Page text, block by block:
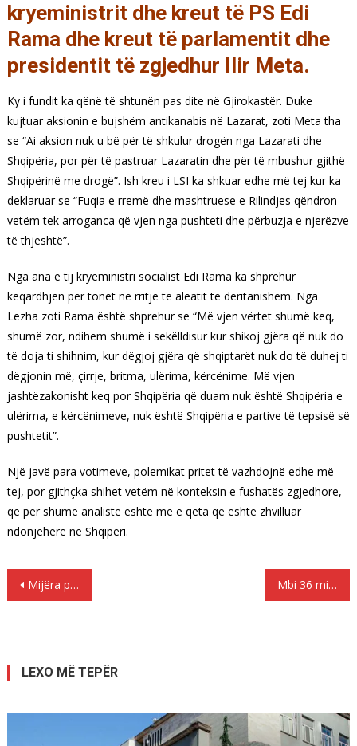
kryeministrit dhe kreut të PS Edi
Rama dhe kreut të parlamentit dhe
presidentit të zgjedhur Ilir Meta.
Ky i fundit ka qënë të shtunën pas dite në Gjirokastër. Duke
kujtuar aksionin e bujshëm antikanabis në Lazarat, zoti Meta tha
se “Ai aksion nuk u bë për të shkulur drogën nga Lazarati dhe
Shqipëria, por për të pastruar Lazaratin dhe për të mbushur gjithë
Shqipërinë me drogë”. Ish kreu i LSI ka shkuar edhe më tej kur ka
deklaruar se “Fuqia e rremë dhe mashtruese e Rilindjes qëndron
vetëm tek arroganca që vjen nga pushteti dhe përbuzja e njerëzve
të thjeshtë”.
Nga ana e tij kryeministri socialist Edi Rama ka shprehur
keqardhjen për tonet në rritje të aleatit të deritanishëm. Nga
Lezha zoti Rama është shprehur se “Më vjen vërtet shumë keq,
shumë zor, ndihem shumë i sekëlldisur kur shikoj gjëra që nuk do
të doja ti shihnim, kur dëgjoj gjëra që shqiptarët nuk do të duhej ti
dëgjonin më, çirrje, britma, ulërima, kërcënime. Më vjen
jashtëzakonisht keq por Shqipëria që duam nuk është Shqipëria e
ulërima, e kërcënimeve, nuk është Shqipëria e partive të tepsisë së
pushtetit”.
Një javë para votimeve, polemikat pritet të vazhdojnë edhe më
tej, por gjithçka shihet vetëm në konteksin e fushatës zgjedhore,
që për shumë analistë është më e qeta që është zhvilluar
ndonjëherë në Shqipëri.
Lëvizje
Mijëra protestues në rrugët e Madridit për mikpritjen e refugjatëve Mbi 36 mijë emigrantë shqiptarë kanë marrë nënshtetësisnë italiane
LEXO MË TEPËR